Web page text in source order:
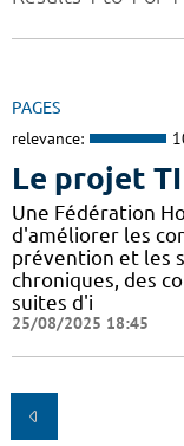
PAGES
relevance:
Le projet
Une Fédération
d'améliorer les
prévention et les
chroniques, des
suites d'i
25/08/2025 18:45